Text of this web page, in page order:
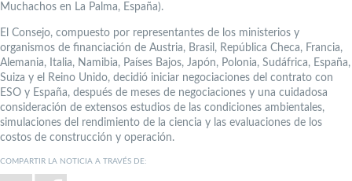
Muchachos en La Palma, España).
El Consejo, compuesto por representantes de los ministerios y
organismos de financiación de Austria, Brasil, República Checa, Francia,
Alemania, Italia, Namibia, Países Bajos, Japón, Polonia, Sudáfrica, España,
Suiza y el Reino Unido, decidió iniciar negociaciones del contrato con
ESO y España, después de meses de negociaciones y una cuidadosa
consideración de extensos estudios de las condiciones ambientales,
simulaciones del rendimiento de la ciencia y las evaluaciones de los
costos de construcción y operación.
COMPARTIR LA NOTICIA A TRAVÉS DE: